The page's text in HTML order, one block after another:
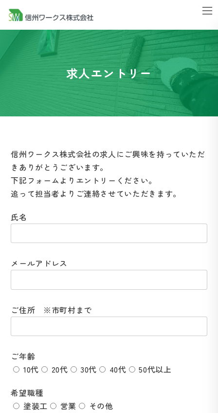
テ
ン
ツ
ッ
ゲ
ー
シ
移
求人エントリー
信州ワークス株式会社の求人にご興味を持っていただ
きありがとうございます。
下記フォームよりエントリーください。
追って担当者よりご連絡させていただきます。
氏名
メールアドレス
ご住所 ※市町村まで
ご年齢
10代
20代 30代 40代
50代以上
希望職種
塗装工
営業
その他